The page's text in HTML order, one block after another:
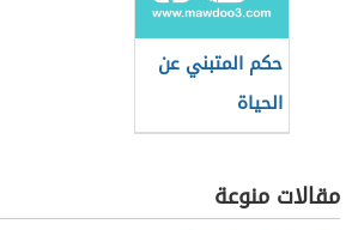
حكم المتبني عن
الحياة
مقالات منوعة